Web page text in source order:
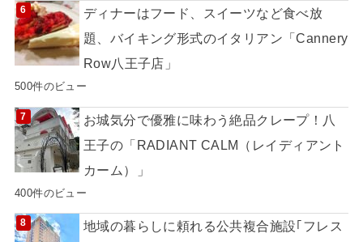
ディナーはフード、スイーツなど食べ放
題、バイキング形式のイタリアン「Cannery
Row八王子店」
500件のビュー
お城気分で優雅に味わう絶品クレープ！八
王子の「RADIANT CALM（レイディアント
カーム）」
400件のビュー
地域の暮らしに頼れる公共複合施設｢フレス